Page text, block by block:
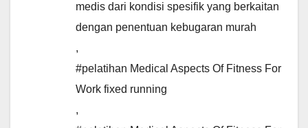
medis dari kondisi spesifik yang berkaitan
dengan penentuan kebugaran murah
,
#pelatihan Medical Aspects Of Fitness For
Work fixed running
,